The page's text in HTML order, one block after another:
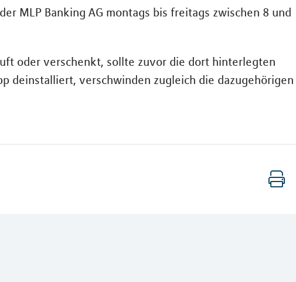
MLP Banking AG montags bis freitags zwischen 8 und
oder verschenkt, sollte zuvor die dort hinterlegten
deinstalliert, verschwinden zugleich die dazugehörigen